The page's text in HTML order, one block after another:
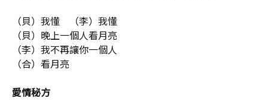
（貝）我懂 （李）我懂
（貝）晚上一個人看月亮
（李）我不再讓你一個人
（合）看月亮
愛情秘方